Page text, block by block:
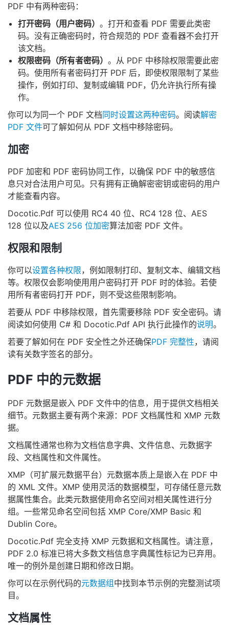
PDF 中有两种密码：
打开密码（用户密码） 。打开和查看 PDF 需要此类密
码。没有正确密码时，符合规范的 PDF 查看器不会打开
该文档。
权限密码（所有者密码） 。从 PDF 中移除权限需要此密
码。使用所有者密码打开 PDF 后，即使权限限制了某些
操作，例如打印、复制或编辑 PDF，仍允许执行所有操
作。
你可以为同一个 PDF 文档同时设置这两种密码。阅读解密
PDF 文件可了解如何从 PDF 文档中移除密码。
加密
PDF 加密和 PDF 密码协同工作，以确保 PDF 中的敏感信
息只对合法用户可见。只有拥有正确解密密钥或密码的用户
才能查看内容。
Docotic.Pdf 可以使用 RC4 40 位、RC4 128 位、AES
128 位以及AES 256 位加密算法加密 PDF 文件。
权限和限制
你可以设置各种权限，例如限制打印、复制文本、编辑文档
等。权限仅会影响使用用户密码打开 PDF 时的体验。若使
用所有者密码打开 PDF，则不受这些限制影响。
若要从 PDF 中移除权限，首先需要移除 PDF 安全密码。请
阅读如何使用 C# 和 Docotic.Pdf API 执行此操作的说明。
若要了解如何在 PDF 安全性之外还确保PDF 完整性，请阅
读有关数字签名的部分。
PDF 中的元数据
PDF 元数据是嵌入 PDF 文件中的信息，用于提供文档相关
细节。元数据主要有两个来源：PDF 文档属性和 XMP 元数
据。
文档属性通常也称为文档信息字典、文件信息、元数据字
段、文档属性和文件属性。
XMP（可扩展元数据平台）元数据本质上是嵌入在 PDF 中
的 XML 文件。XMP 使用灵活的数据模型，可存储任意元数
据属性集合。此类元数据使用命名空间对相关属性进行分
组。一些常见命名空间包括 XMP Core/XMP Basic 和
Dublin Core。
Docotic.Pdf 完全支持 XMP 元数据和文档属性。请注意，
PDF 2.0 标准已将大多数文档信息字典属性标记为已弃用。
唯一的例外是创建日期和修改日期。
你可以在示例代码的元数据组 中找到本节示例的完整测试项
目。
文档属性